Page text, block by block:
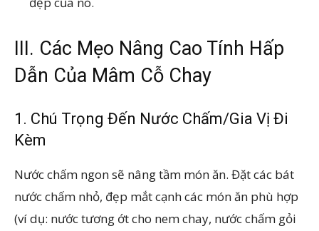
III. Các Mẹo Nâng Cao Tính Hấp
Dẫn Của Mâm Cỗ Chay
1. Chú Trọng Đến Nước Chấm/Gia Vị Đi
Kèm
Nước chấm ngon sẽ nâng tầm món ăn. Đặt các bát
nước chấm nhỏ, đẹp mắt cạnh các món ăn phù hợp
(ví dụ: nước tương ớt cho nem chay, nước chấm gỏi